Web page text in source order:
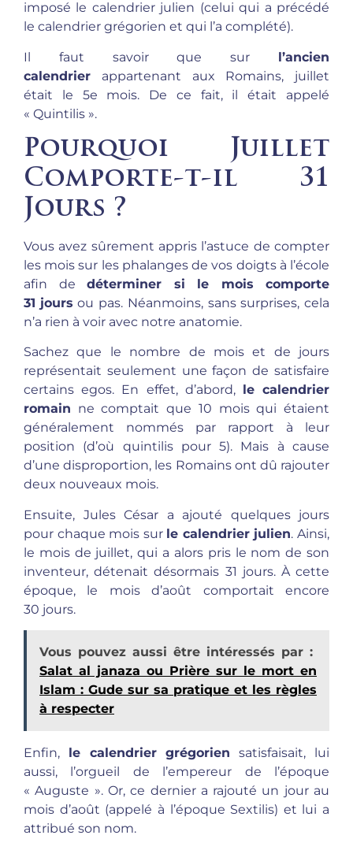
imposé le calendrier julien (celui qui a précédé
le calendrier grégorien et qui l’a complété).
Il faut savoir que sur l’ancien
calendrier appartenant aux Romains, juillet
était le 5e mois. De ce fait, il était appelé
« Quintilis ».
Pourquoi Juillet
Comporte-t-il 31
Jours ?
Vous avez sûrement appris l’astuce de compter
les mois sur les phalanges de vos doigts à l’école
afin de déterminer si le mois comporte
31 jours ou pas. Néanmoins, sans surprises, cela
n’a rien à voir avec notre anatomie.
Sachez que le nombre de mois et de jours
représentait seulement une façon de satisfaire
certains egos. En effet, d’abord, le calendrier
romain ne comptait que 10 mois qui étaient
généralement nommés par rapport à leur
position (d’où quintilis pour 5). Mais à cause
d’une disproportion, les Romains ont dû rajouter
deux nouveaux mois.
Ensuite, Jules César a ajouté quelques jours
pour chaque mois sur le calendrier julien. Ainsi,
le mois de juillet, qui a alors pris le nom de son
inventeur, détenait désormais 31 jours. À cette
époque, le mois d’août comportait encore
30 jours.
Vous pouvez aussi être intéressés par :
Salat al janaza ou Prière sur le mort en
Islam : Gude sur sa pratique et les règles
à respecter
Enfin, le calendrier grégorien satisfaisait, lui
aussi, l’orgueil de l’empereur de l’époque
« Auguste ». Or, ce dernier a rajouté un jour au
mois d’août (appelé à l’époque Sextilis) et lui a
attribué son nom.